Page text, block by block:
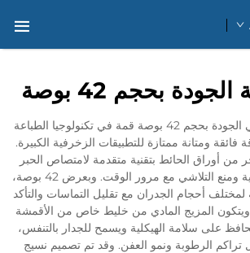
بحجم 42 بوصة
تمثل ورق الحائط عالي الجودة بحجم 42 بوصة قمة في تكنولوجيا الطباعة
فائقة ومتانة ممتازة للتطبيقات الزخرفية الكبيرة.
من أوراق الحائط بتقنية متقدمة لامتصاص الحبر
تضمن بقاء الألوان زاهية ومنع التلاشي مع مرور الوقت. وبعرض 42 بوصة،
لمختلف أحجام الجدران مع تقليل التماسات والتأكد
المزيج المادي من خليط خاص من الأقمشة
على سلامة الهيكلية ويسمح للجدار بالتنفس،
تراكم الرطوبة ونمو العفن. وقد تم تصميم نسيج